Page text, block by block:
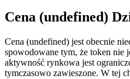
Kontrakty terminowe na
Cena (undefined)
Cena (undefined) jest obecnie
spowodowane tym, że token nie
aktywność rynkowa jest
tymczasowo zawieszone. W tej